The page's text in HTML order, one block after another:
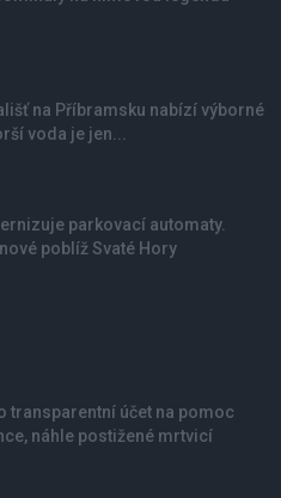
na Příbramsku nabízí výborné
voda je jen...
parkovací automaty.
poblíž Svaté Hory
transparentní účet na pomoc
náhle postižené mrtvicí